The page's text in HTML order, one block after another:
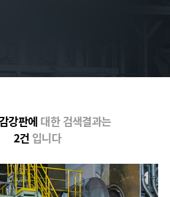
강판에 대한 검색결과는
2건 입니다